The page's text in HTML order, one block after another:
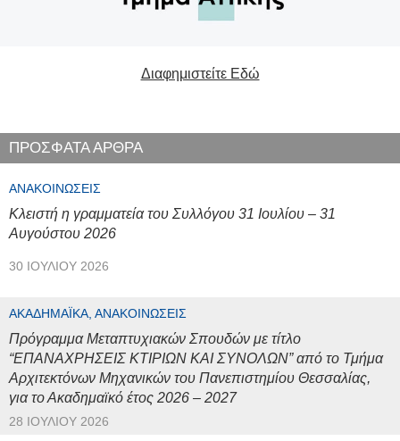
Διαφημιστείτε Εδώ
ΠΡΟΣΦΑΤΑ ΑΡΘΡΑ
ΑΝΑΚΟΙΝΏΣΕΙΣ
Κλειστή η γραμματεία του Συλλόγου 31 Ιουλίου – 31
Αυγούστου 2026
30 ΙΟΥΛΊΟΥ 2026
ΑΚΑΔΗΜΑΪΚΆ, ΑΝΑΚΟΙΝΏΣΕΙΣ
Πρόγραμμα Μεταπτυχιακών Σπουδών με τίτλο
“ΕΠΑΝΑΧΡΗΣΕΙΣ ΚΤΙΡΙΩΝ ΚΑΙ ΣΥΝΟΛΩΝ” από το Τμήμα
Αρχιτεκτόνων Μηχανικών του Πανεπιστημίου Θεσσαλίας,
για το Ακαδημαϊκό έτος 2026 – 2027
28 ΙΟΥΛΊΟΥ 2026